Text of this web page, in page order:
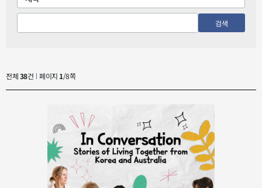
검색
전체38건 페이지 1/8쪽